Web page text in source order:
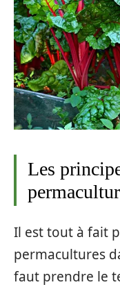
Les
Il est tout à fait
permacultures
faut prendre le